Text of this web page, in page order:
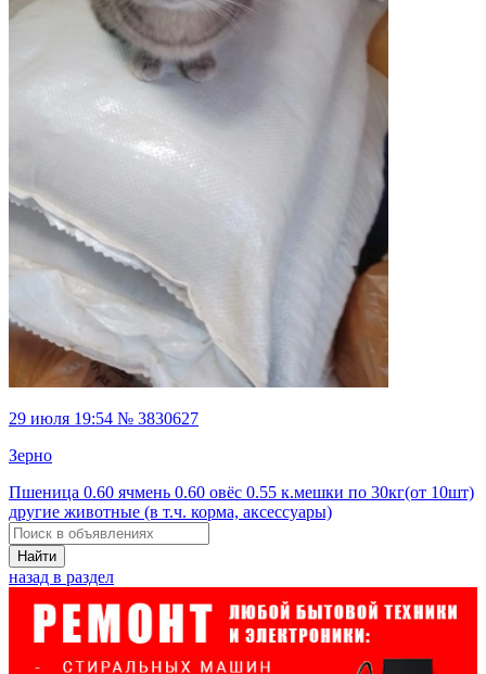
29 июля 19:54 № 3830627
Зерно
Пшеница 0.60 ячмень 0.60 овёс 0.55 к.мешки по 30кг(от 10шт)
другие животные (в т.ч. корма, аксессуары)
Найти
назад в раздел